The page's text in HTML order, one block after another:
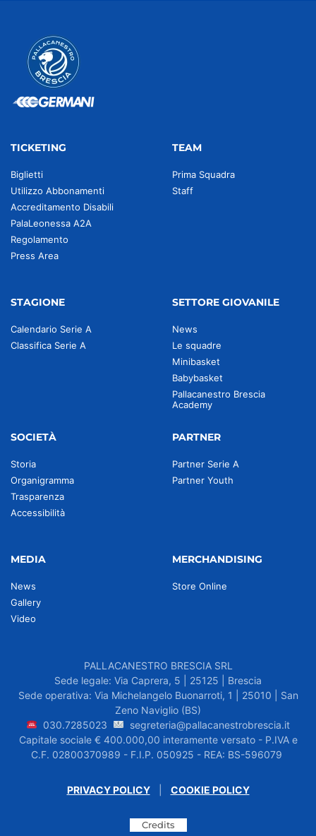
TICKETING
Biglietti
Utilizzo Abbonamenti
Accreditamento Disabili
PalaLeonessa A2A
Regolamento
Press Area
TEAM
Prima Squadra
Staff
STAGIONE
Calendario Serie A
Classifica Serie A
SETTORE GIOVANILE
News
Le squadre
Minibasket
Babybasket
Pallacanestro Brescia
Academy
SOCIETÀ
Storia
Organigramma
Trasparenza
Accessibilità
PARTNER
Partner Serie A
Partner Youth
MEDIA
News
Gallery
Video
MERCHANDISING
Store Online
PALLACANESTRO BRESCIA SRL
Sede legale: Via Caprera, 5 | 25125 | Brescia
Sede operativa: Via Michelangelo Buonarroti, 1 | 25010 | San
Zeno Naviglio (BS)
030.7285023
segreteria@pallacanestrobrescia.it
Capitale sociale € 400.000,00 interamente versato - P.IVA e
C.F. 02800370989 - F.I.P. 050925 - REA: BS-596079
PRIVACY POLICY| COOKIE POLICY
Credits